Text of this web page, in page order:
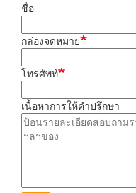
ชื่อ
กล่องจดหมาย
โทรศัพท์
เนื้อหาการให้คําปรึกษา